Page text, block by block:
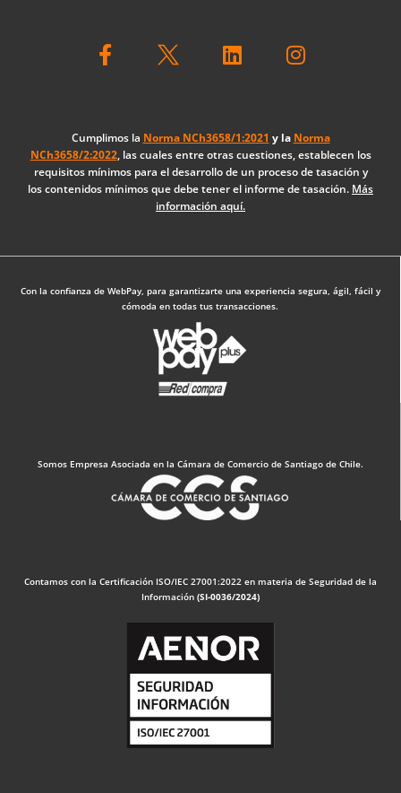
a
o
o
k
i
d
i
n
n
g
r
a
Cumplimos la Norma NCh3658/1:2021 y la Norma
NCh3658/2:2022, las cuales entre otras cuestiones, establecen los
requisitos mínimos para el desarrollo de un proceso de tasación y
los contenidos mínimos que debe tener el informe de tasación. Más
información aquí.
Con la confianza de WebPay, para garantizarte una experiencia segura, ágil, fácil y
cómoda en todas tus transacciones.
Somos Empresa Asociada en la Cámara de Comercio de Santiago de Chile.
Contamos con la Certificación ISO/IEC 27001:2022 en materia de Seguridad de la
Información (SI-0036/2024)